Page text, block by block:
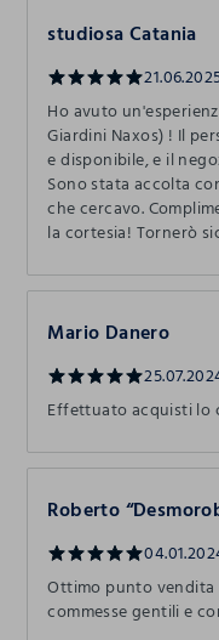
studiosa Catania
Ho avuto
Giardini Naxos) ! Il
e disponibile, e il
Sono stata accolta
che cercavo.
la cortesia! Tornerò
Mario Danero
Effettuato acquisti lo
Roberto
Ottimo punto
commesse gentili e